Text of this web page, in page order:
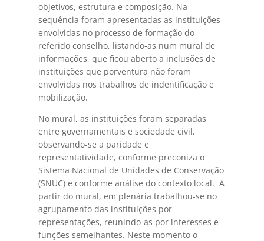
objetivos, estrutura e composição. Na
sequência foram apresentadas as instituições
envolvidas no processo de formação do
referido conselho, listando-as num mural de
informações, que ficou aberto a inclusões de
instituições que porventura não foram
envolvidas nos trabalhos de indentificação e
mobilização.
No mural, as instituições foram separadas
entre governamentais e sociedade civil,
observando-se a paridade e
representatividade, conforme preconiza o
Sistema Nacional de Unidades de Conservação
(SNUC) e conforme análise do contexto local. A
partir do mural, em plenária trabalhou-se no
agrupamento das instituições por
representações, reunindo-as por interesses e
funções semelhantes. Neste momento o